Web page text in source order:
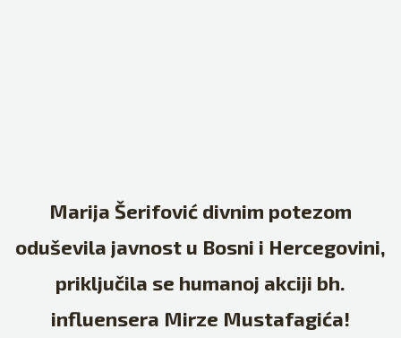
Marija Šerifović divnim potezom
oduševila javnost u Bosni i Hercegovini,
priključila se humanoj akciji bh.
influensera Mirze Mustafagića!